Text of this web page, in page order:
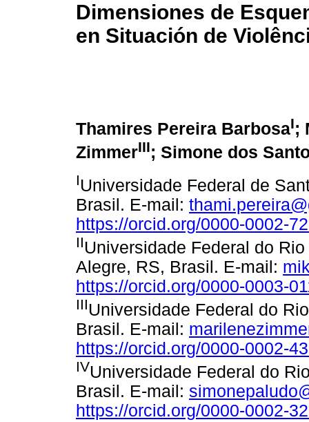
Dimensiones de
en Situación de
Thamires Pereira BarbosaI;
ZimmerIII; Simone dos
IUniversidade Federal de
Brasil. E-mail:
https://orcid.org/0000-0002-
IIUniversidade Federal do
Alegre, RS, Brasil. E-mail:
https://orcid.org/0000-0003-
IIIUniversidade Federal do
Brasil. E-mail:
https://orcid.org/0000-0002-
IVUniversidade Federal do
Brasil. E-mail:
https://orcid.org/0000-0002-